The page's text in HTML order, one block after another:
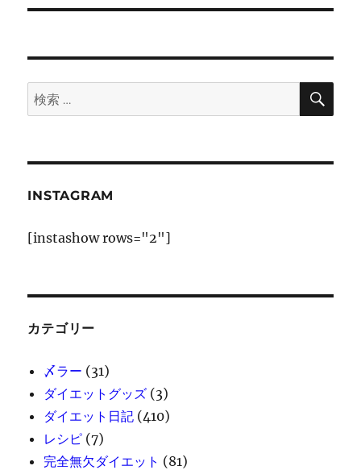
シ
ン
稿:
検
索:
検
INSTAGRAM
[instashow rows="2"]
カテゴリー
〆ラー (31)
ダイエットグッズ (3)
ダイエット日記 (410)
レシピ (7)
完全無欠ダイエット (81)